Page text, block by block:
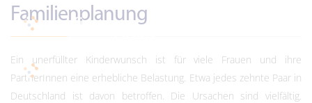
Familienplanung
Ein unerfüllter Kinderwunsch ist für viele Frauen und ihre
PartnerInnen eine erhebliche Belastung. Etwa jedes zehnte Paar in
Deutschland ist davon betroffen. Die Ursachen sind vielfältig.